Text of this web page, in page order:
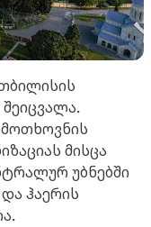
მისცა
უბნებში
ჰაერის